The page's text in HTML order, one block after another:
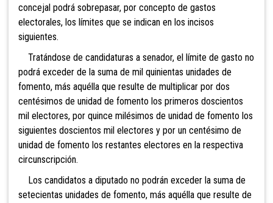
concejal podrá sobrepasar, por concepto de gastos
electorales, los límites que se indican en los incisos
siguientes.
Tratándose de candidaturas a senador, el límite de gasto no
podrá exceder de la suma de mil quinientas unidades de
fomento, más aquélla que resulte de multiplicar por dos
centésimos de unidad de fomento los primeros doscientos
mil electores, por quince milésimos de unidad de fomento los
siguientes doscientos mil electores y por un centésimo de
unidad de fomento los restantes electores en la respectiva
circunscripción.
Los candidatos a diputado no podrán exceder la suma de
setecientas unidades de fomento, más aquélla que resulte de